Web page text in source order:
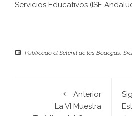
Servicios Educativos (ISE
Publicado el Setenil de las Bodegas,
Anterior
La VI Muestra